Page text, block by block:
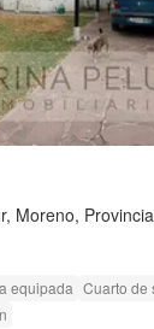
Moreno,
equipada Cuarto de